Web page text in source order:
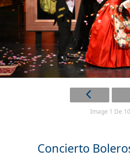
Image 1 De 10
Concierto